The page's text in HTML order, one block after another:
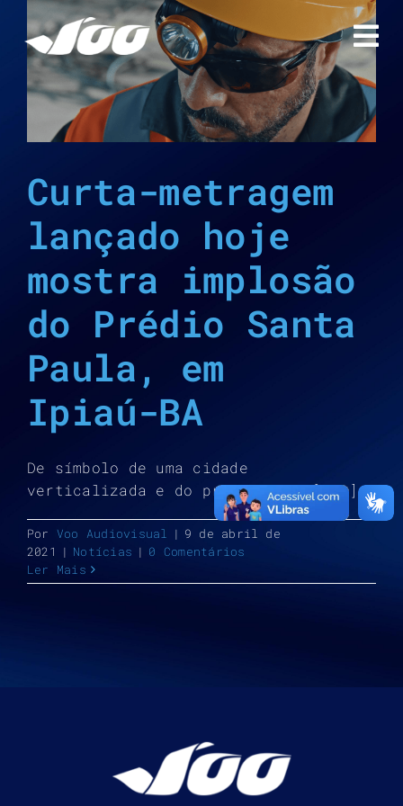
para
conteúdo
Curta-metragem
lançado hoje
mostra implosão
do Prédio Santa
Paula, em
Ipiaú-BA
De símbolo de uma cidade
verticalizada e do progresso à [...]
Por Voo Audiovisual | 9 de abril de
2021
| Notícias | 0 Comentários
Ler Mais